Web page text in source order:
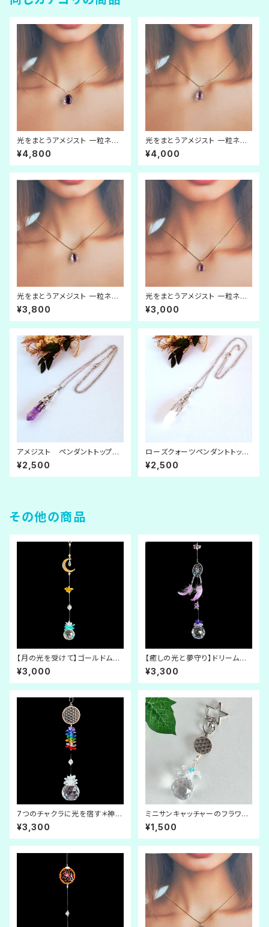
光をまとうアメジスト 一粒ネッ
クレス【LL】
¥4,800
光をまとうアメジスト 一粒ネッ
クレス【L】
¥4,000
光をまとうアメジスト 一粒ネッ
クレス【M】
¥3,800
光をまとうアメジスト 一粒ネッ
クレス【S】
¥3,000
アメジスト ペンダントトップの
ロングネックレス
¥2,500
ローズクォーツペンダントトップ
のロングネックレス
¥2,500
その他の商品
【月の光を受けて】ゴールドムー
ンチャームの水色サンキャッチャ
ー （小）
¥3,000
【癒しの光と夢守り】ドリームキ
ャッチャー × サンキャッチャー
《紫の羽》
¥3,300
7つのチャクラに光を宿す＊神聖
幾何学サンキャッチャー《フラワ
ー・オブ・ライフ》
¥3,300
ミニサンキャッチャーのフラワー
オブライフ キーホルダー
¥1,500